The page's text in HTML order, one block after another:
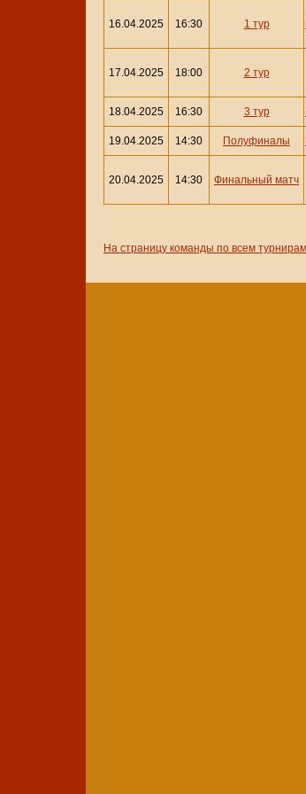
16.04.2025 16:30 1 тур
17.04.2025 18:00 2 тур
18.04.2025 16:30 3 тур
19.04.2025 14:30 Полуфиналы
20.04.2025 14:30 Финальный матч
На страницу команды по всем турнирам